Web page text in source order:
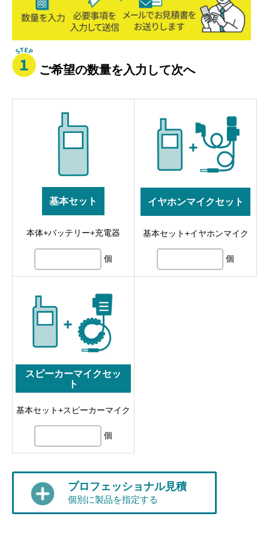
積
ご希望の数量を入力して次へ
基本セット
本体+バッテリー+充電器
個
イヤホンマイクセット
基本セット+イヤホンマイク
個
スピーカーマイクセッ
ト
基本セット+スピーカーマイク
個
プロフェッショナル見積
個別に製品を指定する